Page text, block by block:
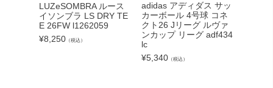
LUZeSOMBRA ルース
イソンブラ LS DRY TE
E 26FW l1262059
¥8,250 （税込）
adidas アディダス サッ
カーボール 4号球 コネ
クト26 Jリーグ ルヴァ
ンカップ リーグ adf434
lc
¥5,340 （税込）